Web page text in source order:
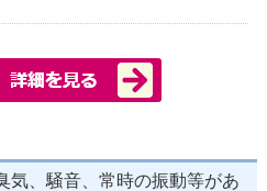
気、騒音、常時の振動等があ